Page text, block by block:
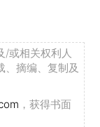
/或相关权利人
、摘编、复制及
，获得书面